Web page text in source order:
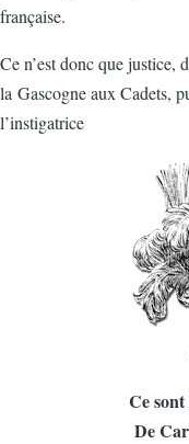
française.
Ce n’est donc que justice,
la Gascogne aux Cadets,
l’instigatrice
Ce sont
De